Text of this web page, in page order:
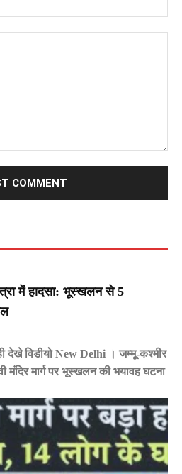
में हादसा: भूस्खलन से 5
देखे विडीयो New Delhi । जम्मू-कश्मीर
मंदिर मार्ग पर भूस्खलन की भयावह घटना